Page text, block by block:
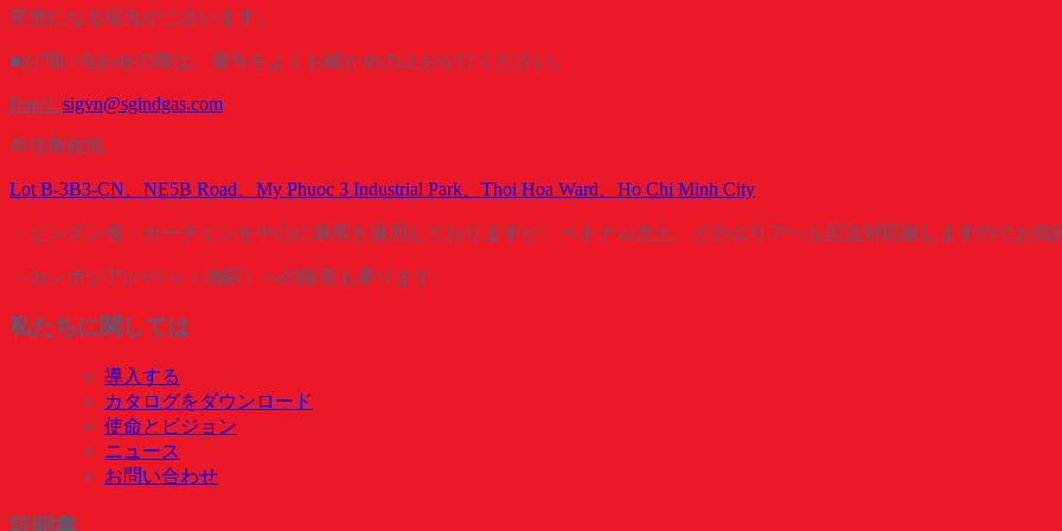
変更になる場合がございます。
■お問い合わせの際は、番号をよくお確かめの上おかけください。
Email: sigvn@sgindgas.com
本社所在地
Lot B-3B3-CN、NE5B Road、My Phuoc 3 Industrial Park、Thoi Hoa Ward、Ho Chi Minh City
・ビンズン省・ホーチミンを中心に事業を展開しておりますが、ベトナム全土、どのエリアへも配送対応致しますのでお気
・カンボジア(バベット地区）への販売も承ります。
私たちに関しては
導入する
カタログをダウンロード
使命とビジョン
ニュース
お問い合わせ